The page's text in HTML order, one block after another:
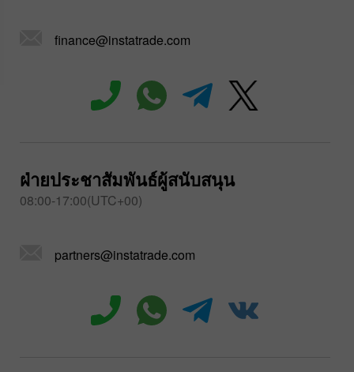
finance@instatrade.com
ฝ่ายประชาสัมพันธ์ผู้สนับสนุน
08:00-17:00(UTC+00)
partners@instatrade.com